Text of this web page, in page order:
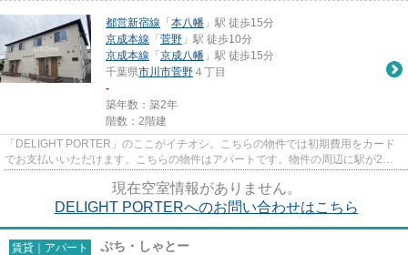
都営新宿線 「 本八幡 」駅 徒歩15分
京成本線 「 菅野 」駅 徒歩10分
京成本線 「 京成八幡 」駅 徒歩15分
千葉県市川市菅野 ４丁目
-
築年数：築2年
階数：2階建
「DELIGHT PORTER」のここがイチオシ。こちらの物件では初期費用をカード
でお支払いいただけます。こちらの物件はアパートです。物件の周辺に駅が2つ
現在空室情報がありません。
DELIGHT PORTERへのお問い合わせはこちら
賃貸｜アパート ぷち・しゃとー